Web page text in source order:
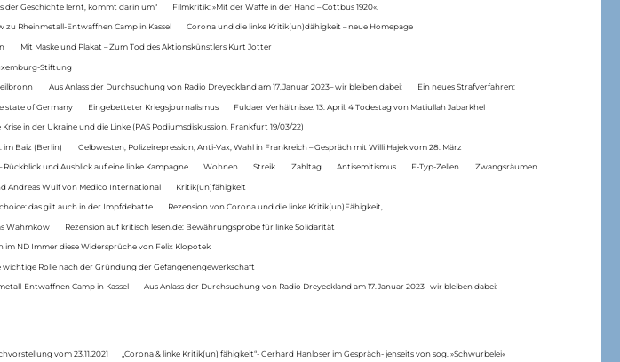
der Geschichte lernt, kommt darin um“ Filmkritik: »Mit der Waffe in der Hand – Cottbus 1920«.
zu Rheinmetall-Entwaffnen Camp in Kassel Corona und die linke Kritik(un)dähigkeit – neue Homepage
Mit Maske und Plakat – Zum Tod des Aktionskünstlers Kurt Jotter
Stiftung
Aus Anlass der Durchsuchung von Radio Dreyeckland am 17.Januar 2023– wir bleiben dabei: Ein neues Strafverfahren:
state of Germany Eingebetteter Kriegsjournalismus Fuldaer Verhältnisse: 13. April: 4 Todestag von Matiul­lah Jabarkhel
Krise in der Ukraine und die Linke (PAS Podiumsdiskussion, Frankfurt 19/03/22)
Baiz (Berlin) Gelbwesten, Polizeirepression, Anti-Vax, Wahl in Frankreich – Gespräch mit Willi Hajek vom 28. März
Rückblick und Ausblick auf eine linke Kampagne Wohnen Streik Zahltag Antisemitismus F-Typ-Zellen Zwangsräumen
Andreas Wulf von Medico International Kritik(un)fähigkeit
das gilt auch in der Impfdebatte Rezension von Corona und die linke Kritik(un)Fähigkeit,
Wahmkow Rezension auf kritisch lesen.de: Bewährungsprobe für linke Solidarität
im ND Immer diese Widersprüche von Felix Klopotek
wichtige Rolle nach der Gründung der Gefangenengewerkschaft
Entwaffnen Camp in Kassel Aus Anlass der Durchsuchung von Radio Dreyeckland am 17.Januar 2023– wir bleiben dabei:
vom 23.11.2021 „Corona & linke Kritik(un) fähigkeit“- Gerhard Hanloser im Gespräch- jenseits von sog. »Schwurbelei«